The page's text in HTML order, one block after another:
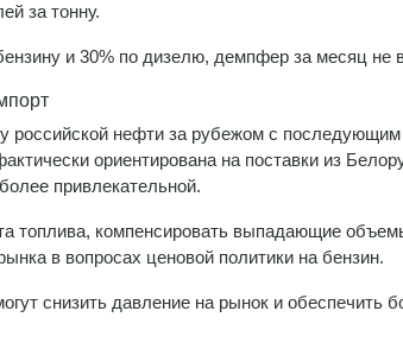
за тонну.
и 30% по дизелю, демпфер за месяц не
российской нефти за рубежом с последующим
ориентирована на поставки из
привлекательной.
топлива, компенсировать выпадающие
в вопросах ценовой политики на бензин.
снизить давление на рынок и обеспечить